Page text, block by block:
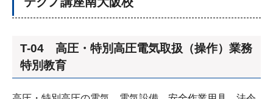
T-04 高圧・特別高圧電気取扱（操作）業務
特別教育